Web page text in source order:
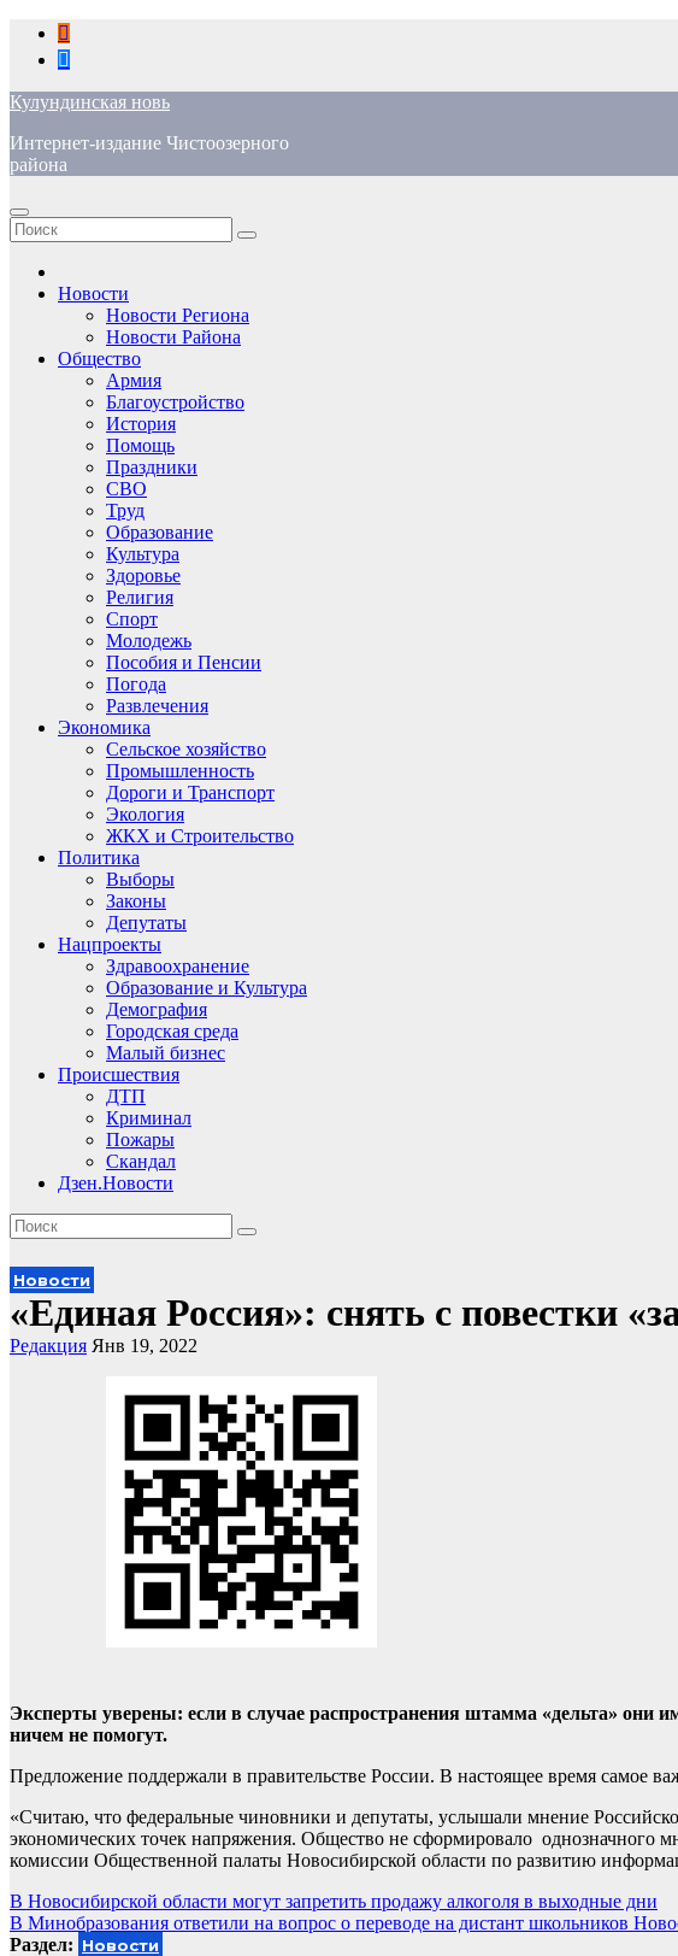
Перейти
содержимому
Кулундинская новь
Интернет-издание Чистоозерного
района
Новости
Новости Региона
Новости Района
Общество
Армия
Благоустройство
История
Помощь
Праздники
СВО
Труд
Образование
Культура
Здоровье
Религия
Спорт
Молодежь
Пособия и Пенсии
Погода
Развлечения
Экономика
Сельское хозяйство
Промышленность
Дороги и Транспорт
Экология
ЖКХ и Строительство
Политика
Выборы
Законы
Депутаты
Нацпроекты
Здравоохранение
Образование и Культура
Демография
Городская среда
Малый бизнес
Происшествия
ДТП
Криминал
Пожары
Скандал
Дзен.Новости
Новости
«Единая Россия»: снять с повестки
Редакция Янв 19, 2022
Эксперты уверены: если в случае распространения штамма «дельта» они
ничем не помогут.
Предложение поддержали в правительстве России. В настоящее время самое
«Считаю, что федеральные чиновники и депутаты, услышали мнение
экономических точек напряжения. Общество не сформировало однозначного
комиссии Общественной палаты Новосибирской области по развитию
Навигация
по
В Новосибирской области могут запретить продажу алкоголя в выходные дни
В Минобразования ответили на вопрос о переводе на дистант школьников
Раздел: Новости